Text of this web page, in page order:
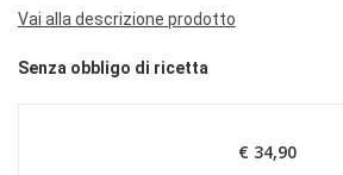
Vai alla descrizione prodotto
Senza obbligo di ricetta
Prezzo
€ 34,90